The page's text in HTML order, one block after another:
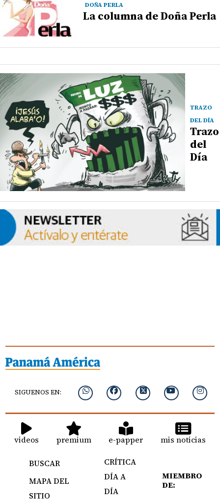
DOÑA PERLA
La columna de Doña Perla
TRAZO
DEL DÍA
Trazo
del
Día
SIGUENOS EN:
videos premium e-papper mis noticias
BUSCAR
MAPA DEL
SITIO
CRÍTICA
DÍA A
DÍA
MIEMBRO
DE: